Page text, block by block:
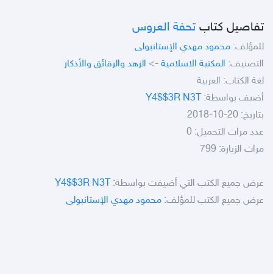
تفاصيل كتاب تحفة العروس
للمؤلف: محمود مهدي الإستانبولى
التصنيف: المكتبة الاسلامية -> الزهد والرقائق والأذكار
لغة الكتاب: العربية
أضيف بواسطة: Y4$$3R N3T
بتاريخ: 20-10-2018
عدد مرات التحميل: 0
مرات الزيارة: 799
عرض جميع الكتب التي أضيفت بواسطة: Y4$$3R N3T
عرض جميع الكتب للمؤلف: محمود مهدي الإستانبولى